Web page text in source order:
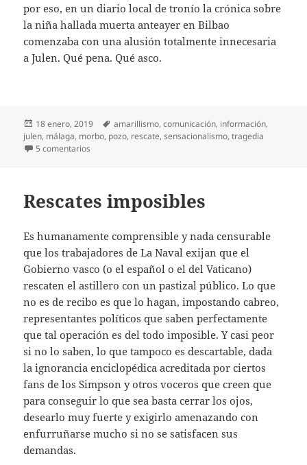
por eso, en un diario local de tronío la crónica sobre
la niña hallada muerta anteayer en Bilbao
comenzaba con una alusión totalmente innecesaria
a Julen. Qué pena. Qué asco.
Publicado
el
18 enero, 2019 Etiquetas
amarillismo,comunicación, información,
julen, málaga, morbo, pozo, rescate,sensacionalismo,tragedia
5 comentarios
Rescates imposibles
Es humanamente comprensible y nada censurable
que los trabajadores de La Naval exijan que el
Gobierno vasco (o el español o el del Vaticano)
rescaten el astillero con un pastizal público. Lo que
no es de recibo es que lo hagan, impostando cabreo,
representantes políticos que saben perfectamente
que tal operación es del todo imposible. Y casi peor
si no lo saben, lo que tampoco es descartable, dada
la ignorancia enciclopédica acreditada por ciertos
fans de los Simpson y otros voceros que creen que
para conseguir lo que sea basta cerrar los ojos,
desearlo muy fuerte y exigirlo amenazando con
enfurruñarse mucho si no se satisfacen sus
demandas.